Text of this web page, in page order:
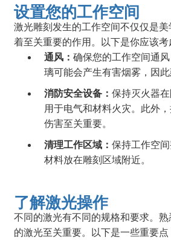
设置您的工作空间
激光雕刻发生的工作空间不仅仅是
着至关重要的作用。以下是你应该考
通风：确保您的工作空间通
璃可能会产生有害烟雾，因此
消防安全设备：保持灭火器
用于电气和材料火灾。此外
伤害至关重要。
清理工作区域：保持工作空
材料放在雕刻区域附近。
了解激光操作
不同的激光有不同的规格和要求。
的激光至关重要。以下是一些重要点